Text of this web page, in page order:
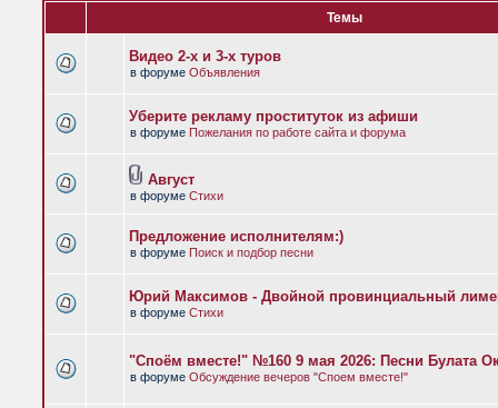
Темы
Видео 2-х и 3-х туров
в форуме Объявления
Уберите рекламу проституток из афиши
в форуме Пожелания по работе сайта и форума
Август
в форуме Стихи
Предложение исполнителям:)
в форуме Поиск и подбор песни
Юрий Максимов - Двойной провинциальный
в форуме Стихи
"Споём вместе!" №160 9 мая 2026: Песни Булата
в форуме Обсуждение вечеров "Споем вместе!"